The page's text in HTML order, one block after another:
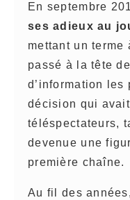
En septembre
ses adieux au
mettant un terme
passé à la tête
d’information
décision qui
téléspectateurs,
devenue une
première chaîne.
Au fil des